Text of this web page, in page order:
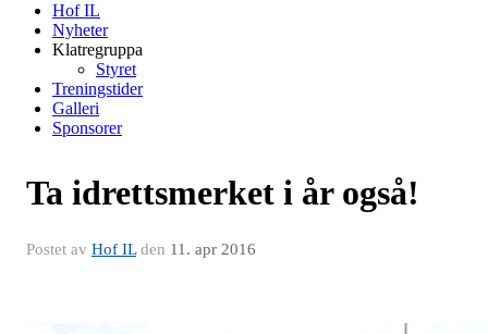
Hof IL
Nyheter
Klatregruppa
Styret
Treningstider
Galleri
Sponsorer
Ta idrettsmerket i år også!
Postet av Hof ILden 11. apr 2016